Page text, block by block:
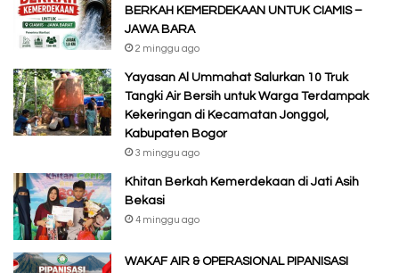
BERKAH KEMERDEKAAN UNTUK CIAMIS –
JAWA BARA
2 minggu ago
Yayasan Al Ummahat Salurkan 10 Truk
Tangki Air Bersih untuk Warga Terdampak
Kekeringan di Kecamatan Jonggol,
Kabupaten Bogor
3 minggu ago
Khitan Berkah Kemerdekaan di Jati Asih
Bekasi
4 minggu ago
WAKAF AIR & OPERASIONAL PIPANISASI